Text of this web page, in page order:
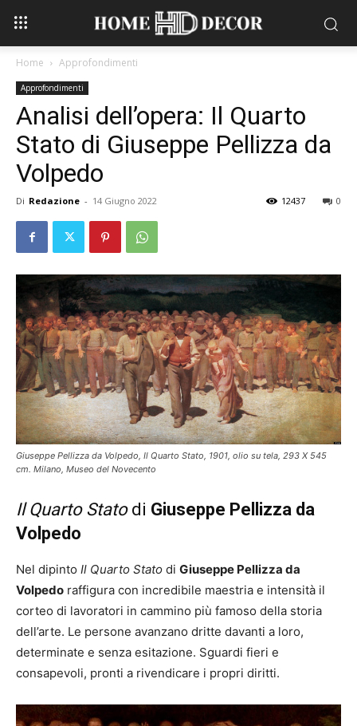
Home Approfondimenti
Approfondimenti
Analisi dell’opera: Il Quarto
Stato di Giuseppe Pellizza da
Volpedo
Di Redazione - 14 Giugno 2022 0
12437
Giuseppe Pellizza da Volpedo, Il Quarto Stato, 1901, olio su tela, 293 X 545
cm. Milano, Museo del Novecento
Il Quarto Statodi Giuseppe Pellizza da
Volpedo
Nel dipinto Il Quarto Stato di Giuseppe Pellizza da
Volpedo raffigura con incredibile maestria e intensità il
corteo di lavoratori in cammino più famoso della storia
dell’arte. Le persone avanzano dritte davanti a loro,
determinate e senza esitazione. Sguardi fieri e
consapevoli, pronti a rivendicare i propri diritti.